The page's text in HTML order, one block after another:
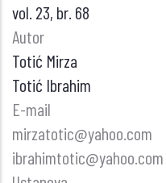
vol. 23, br. 68
Autor
Totić Mirza
Totić Ibrahim
E-mail
mirzatotic@yahoo.com
ibrahimtotic@yahoo.com